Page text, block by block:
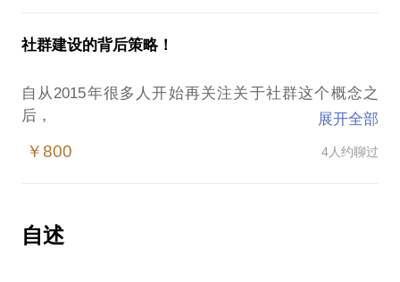
客户群体社群化运营应该如何做？
我在品牌管理咨询有5年经验，擅长品牌建设、项目包
愿意与你交流的内容包括：
品牌建设、项目包装；
公关传播；
题提前发给我，方便我做更精细的准备，提升见面效
社群建设的背后策略！
自从2015年很多人开始再关注关于社群这个概念之
后，
了！
到底社群是什么？我认为微信群只是一个对于虚拟的
社群的表现方式，正在社群的价值在于核心的用于到
展开全部
￥800 4人约聊过
自述